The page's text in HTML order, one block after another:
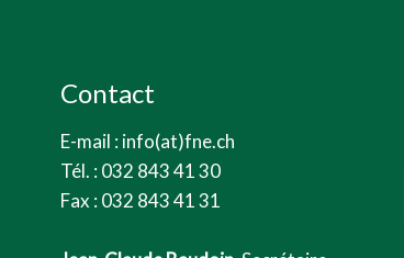
Contact
E-mail : info(at)fne.ch
Tél. : 032 843 41 30
Fax : 032 843 41 31